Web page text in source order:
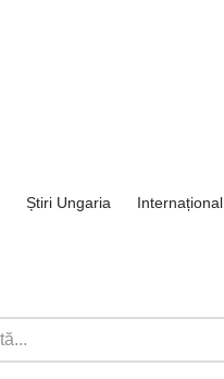
Știri Ungaria
Internațional